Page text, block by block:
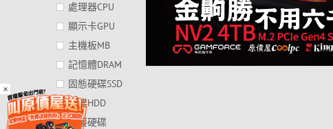
×
處理器CPU
顯示卡GPU
主機板MB
記憶體DRAM
固態硬碟SSD
硬碟HDD
外接硬碟